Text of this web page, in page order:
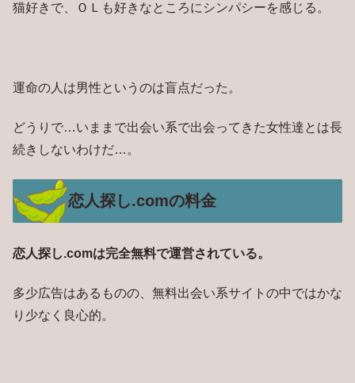
猫好きで、ＯＬも好きなところにシンパシーを感じる。
運命の人は男性というのは盲点だった。
どうりで…いままで出会い系で出会ってきた女性達とは長
続きしないわけだ…。
恋人探し.comの料金
恋人探し.comは完全無料で運営されている。
多少広告はあるものの、無料出会い系サイトの中ではかな
り少なく良心的。